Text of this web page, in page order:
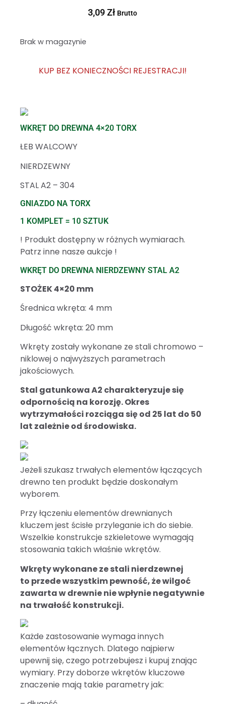
3,09Zł Brutto
Brak w magazynie
KUP BEZ KONIECZNOŚCI REJESTRACJI!
WKRĘT DO DREWNA 4×20 TORX
ŁEB WALCOWY
NIERDZEWNY
STAL A2 – 304
GNIAZDO NA TORX
1 KOMPLET = 10 SZTUK
! Produkt dostępny w różnych wymiarach.
Patrz inne nasze aukcje !
WKRĘT DO DREWNA NIERDZEWNY STAL A2
STOŻEK 4×20 mm
Średnica wkręta: 4 mm
Długość wkręta: 20 mm
Wkręty zostały wykonane ze stali chromowo –
niklowej o najwyższych parametrach
jakościowych.
Stal gatunkowa A2 charakteryzuje się
odpornością na korozję. Okres
wytrzymałości rozciąga się od 25 lat do 50
lat zależnie od środowiska.
Jeżeli szukasz trwałych elementów łączących
drewno ten produkt będzie doskonałym
wyborem.
Przy łączeniu elementów drewnianych
kluczem jest ścisłe przyleganie ich do siebie.
Wszelkie konstrukcje szkieletowe wymagają
stosowania takich właśnie wkrętów.
Wkręty wykonane ze stali nierdzewnej
to przede wszystkim pewność, że wilgoć
zawarta w drewnie nie wpłynie negatywnie
na trwałość konstrukcji.
Każde zastosowanie wymaga innych
elementów łącznych. Dlatego najpierw
upewnij się, czego potrzebujesz i kupuj znając
wymiary. Przy doborze wkrętów kluczowe
znaczenie mają takie parametry jak: